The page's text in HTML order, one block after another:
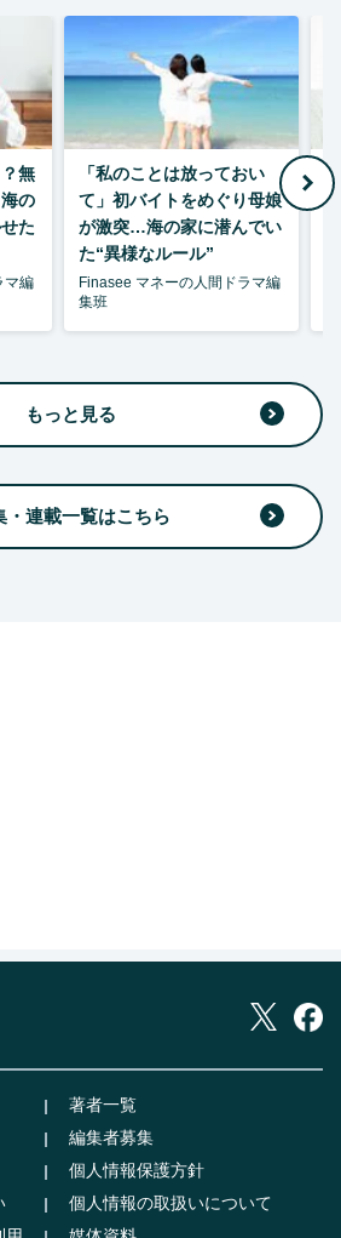
無
の
た
マ編
「私のことは放っておい
て」初バイトをめぐり母娘
が激突…海の家に潜んでい
た“異様なルール”
Finasee マネーの人間ドラマ編
集班
もっと見る
・連載一覧はこちら
著者一覧
編集者募集
個人情報保護方針
個人情報の取扱いについて